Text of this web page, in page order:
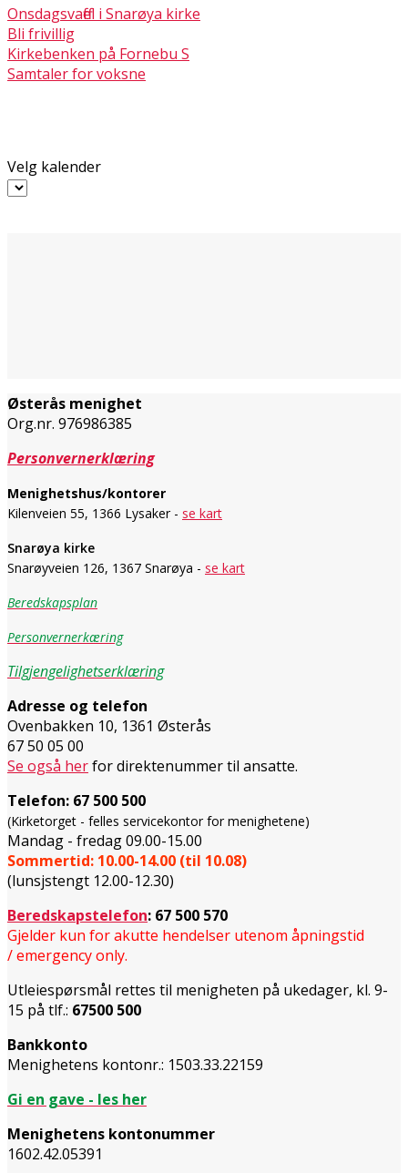
Onsdagsvaffel i Snarøya kirke
Bli frivillig
Kirkebenken på Fornebu S
Samtaler for voksne
Velg kalender
Østerås menighet
Org.nr. 976986385
Personvernerklæring
Menighetshus/kontorer
Kilenveien 55, 1366 Lysaker - se kart
Snarøya kirke
Snarøyveien 126, 1367 Snarøya - se kart
Beredskapsplan
Personvernerkæring
Tilgjengelighetserklæring
Adresse og telefon
Ovenbakken 10, 1361 Østerås
67 50 05 00
Se også herfor direktenummer til ansatte.
Telefon: 67 500 500
(Kirketorget - felles servicekontor for menighetene)
Mandag - fredag 09.00-15.00
Sommertid: 10.00-14.00 (til 10.08)
(lunsjstengt 12.00-12.30)
Beredskapstelefon: 67 500 570
Gjelder kun for akutte hendelser utenom åpningstid
/ emergency only.
Utleiespørsmål rettes til menigheten på ukedager, kl. 9-
15 på tlf.: 67500 500
Bankkonto
Menighetens kontonr.: 1503.33.22159
Gi en gave - les her
Menighetens kontonummer
1602.42.05391